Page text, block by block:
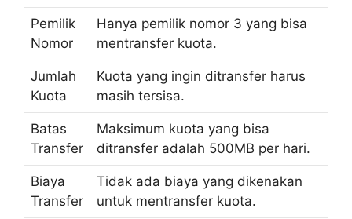
Pemilik
Nomor
Hanya pemilik nomor 3 yang bisa
mentransfer kuota.
Jumlah
Kuota
Kuota yang ingin ditransfer harus
masih tersisa.
Batas
Transfer
Maksimum kuota yang bisa
ditransfer adalah 500MB per hari.
Biaya
Transfer
Tidak ada biaya yang dikenakan
untuk mentransfer kuota.